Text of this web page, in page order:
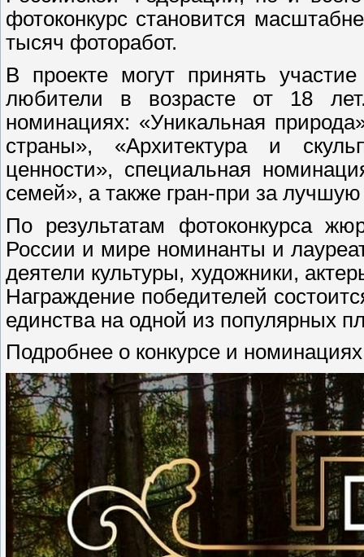
фотоконкурс становится
тысяч фоторабот.
В проекте могут принять
любители в возрасте от 18
номинациях: «Уникальная
страны», «Архитектура и
ценности», специальная
семей», а также гран-при за
По результатам фотоконкурса
России и мире номинанты и
деятели культуры, художники,
Награждение победителей
единства на одной из популярных
Подробнее о конкурсе и